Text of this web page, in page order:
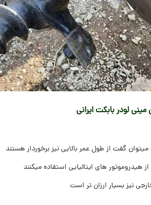
لودر بابکت ایرانی
گفت از طول عمر بالایی نیز برخوردار هستند
هیدروموتور های ایتالیایی استفاده میکنند
نیز بسیار ارزان تر است